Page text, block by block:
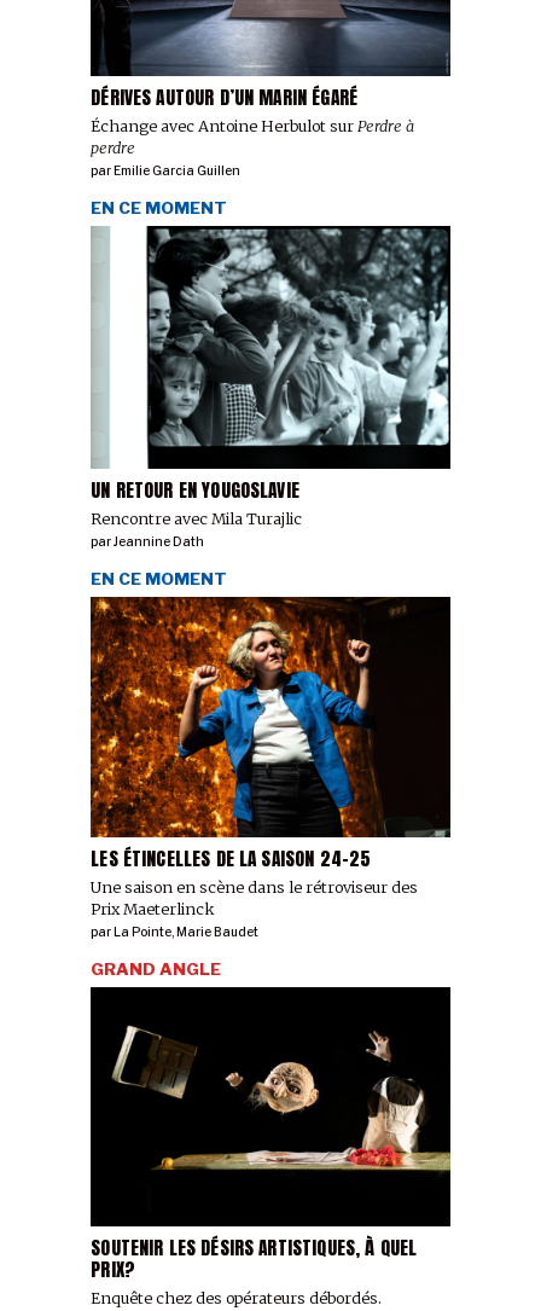
DÉRIVES AUTOUR D’UN MARIN ÉGARÉ
Échange avec Antoine Herbulot surPerdre à
perdre
par Emilie Garcia Guillen
UN RETOUR EN YOUGOSLAVIE
Rencontre avec Mila Turajlic
EN CE MOMENT
parJeannine Dath
LES ÉTINCELLES DE LA SAISON 24-25
Une saison en scène dans le rétroviseur des
Prix Maeterlinck
EN CE MOMENT
parLa Pointe,Marie Baudet
SOUTENIR LES DÉSIRS ARTISTIQUES, À QUEL
PRIX?
Enquête chez des opérateurs débordés.
GRAND ANGLE